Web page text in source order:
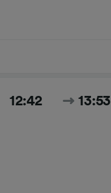
12:42 13:53